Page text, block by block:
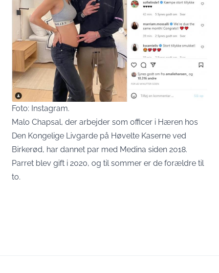
Foto: Instagram.
Malo Chapsal, der arbejder som officer i Hæren hos
Den Kongelige Livgarde på Høvelte Kaserne ved
Birkerød, har dannet par med Medina siden 2018.
Parret blev gift i 2020, og til sommer er de forældre til
to.